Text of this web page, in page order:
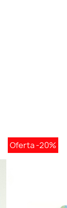
Oferta-20%